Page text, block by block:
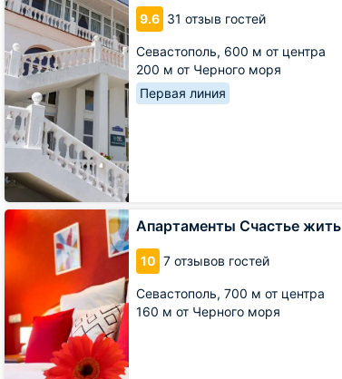
9.6 31 отзыв гостей
Севастополь, 600 м от центра
200 м от Черного моря
Первая линия
Апартаменты Счастье жить
10 7 отзывов гостей
Севастополь, 700 м от центра
160 м от Черного моря
Апартаменты
Счастье
жить